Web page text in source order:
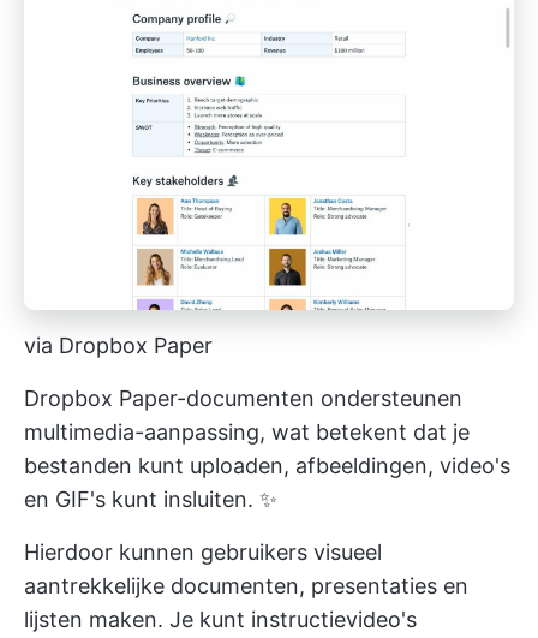
via Dropbox Paper
Dropbox Paper-documenten ondersteunen
multimedia-aanpassing, wat betekent dat je
bestanden kunt uploaden, afbeeldingen, video's
en GIF's kunt insluiten. ✨
Hierdoor kunnen gebruikers visueel
aantrekkelijke documenten, presentaties en
lijsten maken. Je kunt instructievideo's